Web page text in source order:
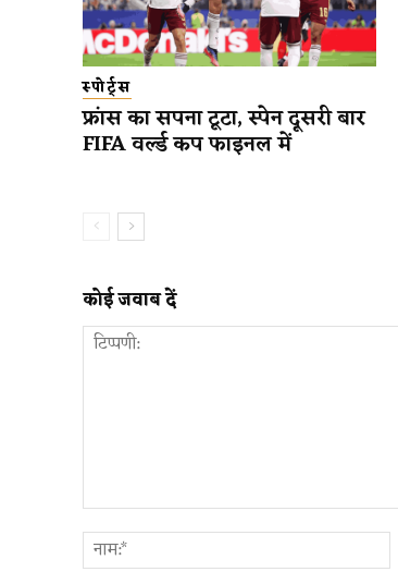
स्पोर्ट्स
फ्रांस का सपना टूटा, स्पेन दूसरी बार
FIFA वर्ल्ड कप फाइनल में
कोई जवाब दें